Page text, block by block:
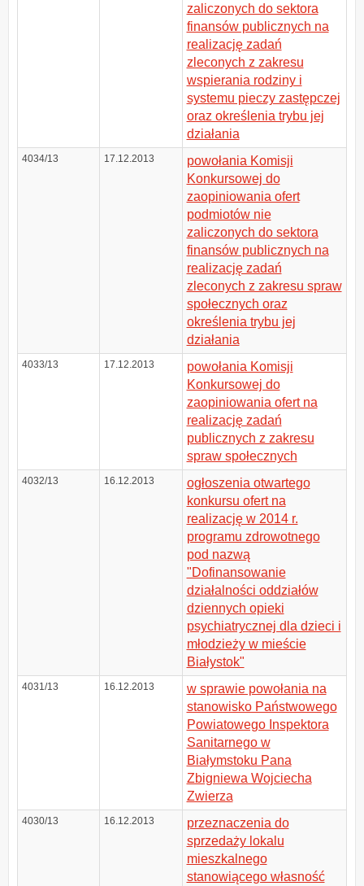
zaliczonych do sektora
finansów publicznych na
realizację zadań
zleconych z zakresu
wspierania rodziny i
systemu pieczy zastępczej
oraz określenia trybu jej
działania
4034/13 17.12.2013
powołania Komisji
Konkursowej do
zaopiniowania ofert
podmiotów nie
zaliczonych do sektora
finansów publicznych na
realizację zadań
zleconych z zakresu spraw
społecznych oraz
określenia trybu jej
działania
4033/13 17.12.2013
powołania Komisji
Konkursowej do
zaopiniowania ofert na
realizację zadań
publicznych z zakresu
spraw społecznych
4032/13 16.12.2013
ogłoszenia otwartego
konkursu ofert na
realizację w 2014 r.
programu zdrowotnego
pod nazwą
"Dofinansowanie
działalności oddziałów
dziennych opieki
psychiatrycznej dla dzieci i
młodzieży w mieście
Białystok"
4031/13 16.12.2013
w sprawie powołania na
stanowisko Państwowego
Powiatowego Inspektora
Sanitarnego w
Białymstoku Pana
Zbigniewa Wojciecha
Zwierza
4030/13 16.12.2013
przeznaczenia do
sprzedaży lokalu
mieszkalnego
stanowiącego własność